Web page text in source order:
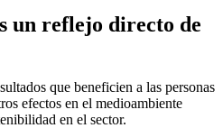
un reflejo directo de
que beneficien a las personas
efectos en el medioambiente
en el sector.